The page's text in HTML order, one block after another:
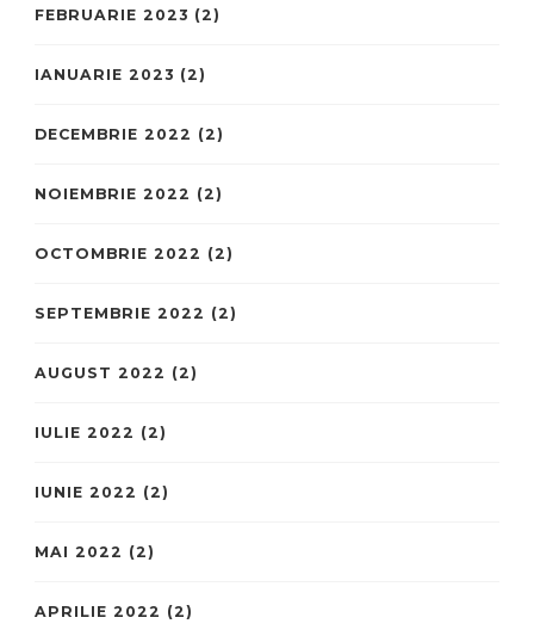
FEBRUARIE 2023 (2)
IANUARIE 2023 (2)
DECEMBRIE 2022 (2)
NOIEMBRIE 2022 (2)
OCTOMBRIE 2022 (2)
SEPTEMBRIE 2022 (2)
AUGUST 2022 (2)
IULIE 2022 (2)
IUNIE 2022 (2)
MAI 2022 (2)
APRILIE 2022 (2)